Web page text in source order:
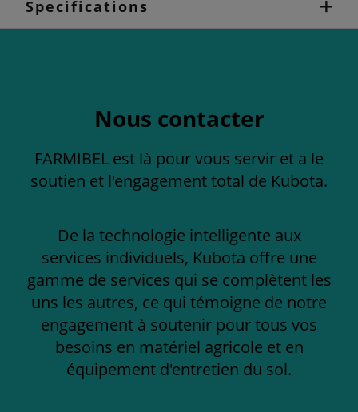
Specifications
Nous contacter
FARMIBEL est là pour vous servir et a le
soutien et l'engagement total de Kubota.
De la technologie intelligente aux
services individuels, Kubota offre une
gamme de services qui se complètent les
uns les autres, ce qui témoigne de notre
engagement à soutenir pour tous vos
besoins en matériel agricole et en
équipement d'entretien du sol.